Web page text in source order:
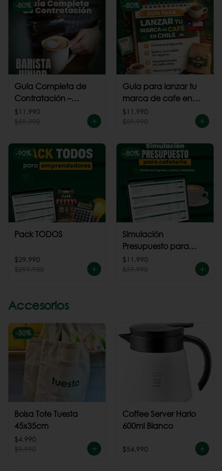
-80%
Guía Completa de
Contratación –
Barista Junior
$11.990
$59.990
-80%
Guía para lanzar tu
marca de cafe en
Chile
$11.990
$59.990
-90%
Pack TODOS
$29.990
$299.950
-80%
Simulación
Presupuesto para
cafeteria
$11.990
$59.990
Accesorios
-50%
Bolsa Tote Tuesta
45x35cm
$4.990
$9.990
Coffee Server Hario
600ml Blanco
$54.990